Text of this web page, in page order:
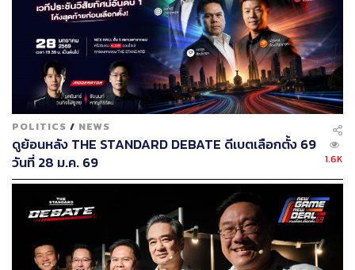
POLITICS / NEWS
ดูย้อนหลัง THE STANDARD DEBATE ดีเบตเลือกตั้ง 69
วันที่ 28 ม.ค. 69
1.6K